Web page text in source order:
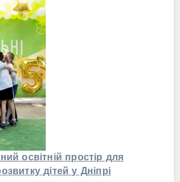
освітній простір для
дітей у Дніпрі